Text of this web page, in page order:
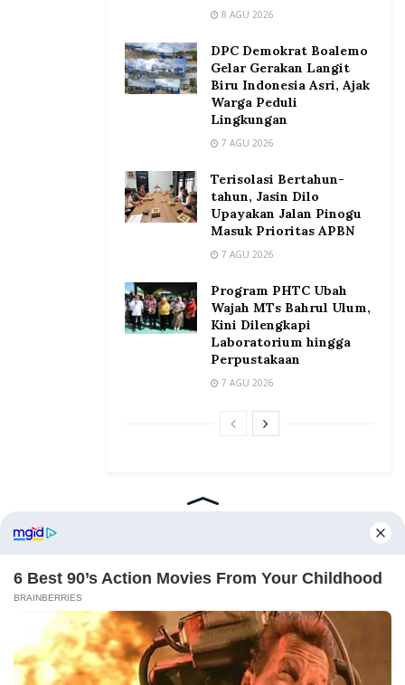
8 AGU 2026
DPC Demokrat Boalemo
Gelar Gerakan Langit
Biru Indonesia Asri, Ajak
Warga Peduli
Lingkungan
7 AGU 2026
Terisolasi Bertahun-
tahun, Jasin Dilo
Upayakan Jalan Pinogu
Masuk Prioritas APBN
7 AGU 2026
Program PHTC Ubah
Wajah MTs Bahrul Ulum,
Kini Dilengkapi
Laboratorium hingga
Perpustakaan
7 AGU 2026
Home Tentang Kontak Redaksi Pedoman Media Siber
©2026 Prosesnews.id. All Rights Reserved.